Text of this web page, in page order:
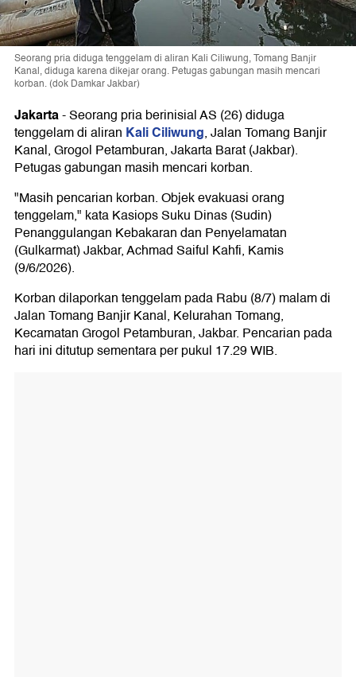
Seorang pria diduga tenggelam di aliran Kali Ciliwung, Tomang Banjir
Kanal, diduga karena dikejar orang. Petugas gabungan masih mencari
korban. (dok Damkar Jakbar)
Jakarta-Seorang pria berinisial AS (26) diduga
tenggelam di aliran Kali Ciliwung, Jalan Tomang Banjir
Kanal, Grogol Petamburan, Jakarta Barat (Jakbar).
Petugas gabungan masih mencari korban.
"Masih pencarian korban. Objek evakuasi orang
tenggelam," kata Kasiops Suku Dinas (Sudin)
Penanggulangan Kebakaran dan Penyelamatan
(Gulkarmat) Jakbar, Achmad Saiful Kahfi, Kamis
(9/6/2026).
Korban dilaporkan tenggelam pada Rabu (8/7) malam di
Jalan Tomang Banjir Kanal, Kelurahan Tomang,
Kecamatan Grogol Petamburan, Jakbar. Pencarian pada
hari ini ditutup sementara per pukul 17.29 WIB.